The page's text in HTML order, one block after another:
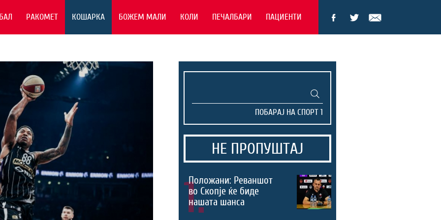
РАКОМЕТ КОШАРКА БОЖЕМ МАЛИ КОЛИ ПЕЧАЛБАРИ ПАЦИЕНТИ
НЕ ПРОПУШТАЈ
1.
Положани: Реваншот
во Скопје ќе биде
нашата шанса